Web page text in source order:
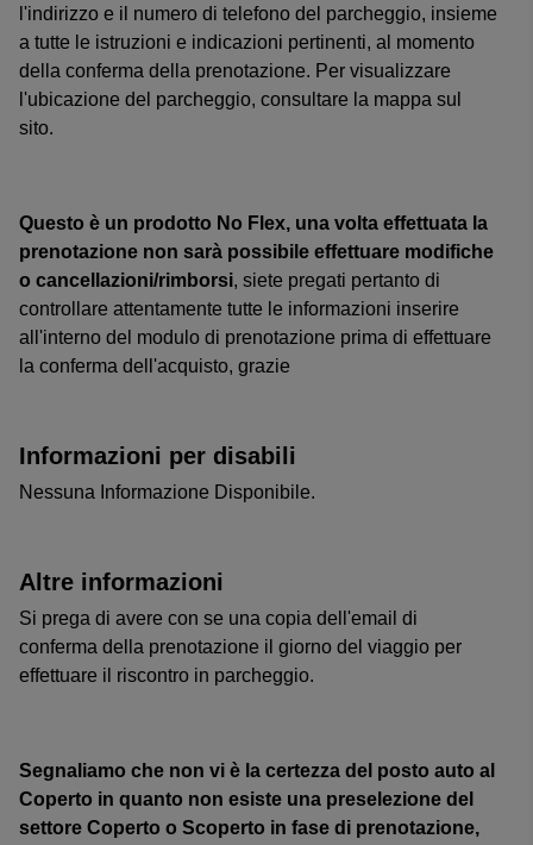
l'indirizzo e il numero di telefono del parcheggio, insieme
a tutte le istruzioni e indicazioni pertinenti, al momento
della conferma della prenotazione. Per visualizzare
l'ubicazione del parcheggio, consultare la mappa sul
sito.
Questo è un prodotto No Flex, una volta effettuata la
prenotazione non sarà possibile effettuare modifiche
o cancellazioni/rimborsi, siete pregati pertanto di
controllare attentamente tutte le informazioni inserire
all'interno del modulo di prenotazione prima di effettuare
la conferma dell'acquisto, grazie
Informazioni per disabili
Nessuna Informazione Disponibile.
Altre informazioni
Si prega di avere con se una copia dell'email di
conferma della prenotazione il giorno del viaggio per
effettuare il riscontro in parcheggio.
Segnaliamo che non vi è la certezza del posto auto al
Coperto in quanto non esiste una preselezione del
settore Coperto o Scoperto in fase di prenotazione,